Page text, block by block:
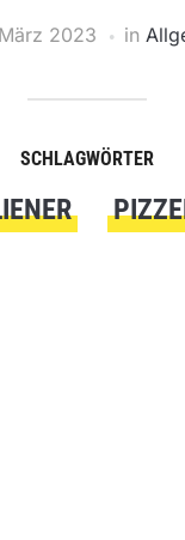
2023 in
SCHLAGWÖRTER